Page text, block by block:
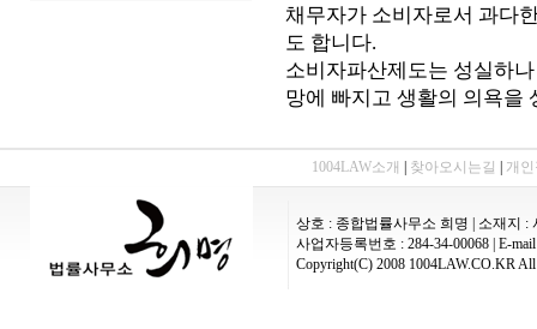
채무자가 소비자로서 과다
도 합니다.
소비자파산제도는 성실하
망에 빠지고 생활의 의욕을
1004LAW소개 찾아오시는길 개
상호 : 종합법률사무소 희명 | 소재지 :
사업자등록번호 : 284-34-00068 | E-
Copyright(C) 2008 1004LAW.CO.KR All